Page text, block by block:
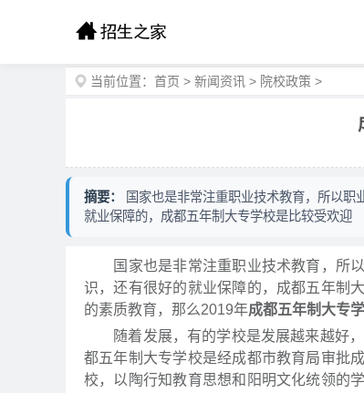
当前位置： 首页 > 新闻资讯 > 院校政策 >
摘要：
国家也是非常注重职业技术教育，所以
就业保障的，成都五年制大专学校是比较受欢迎
国家也是非常注重职业技术教育，所以
识，还有很好的就业保障的，成都五年制
的素质教育，那么2019年成都五年制大专
随着发展，有的学校是发展越来越好，
都五年制大专学校是经成都市教育局审批
校，以陶行知教育思想和阳明文化统领的